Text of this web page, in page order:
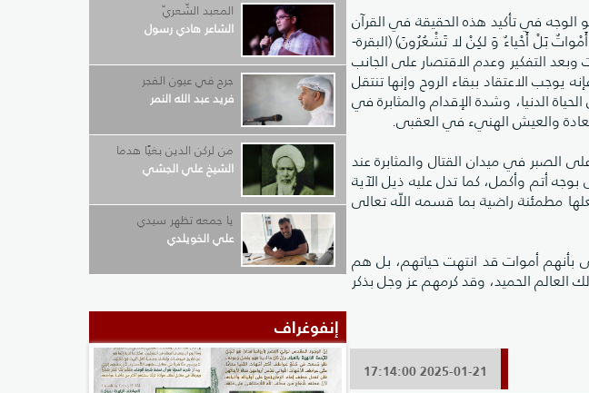
الوجه في تأكيد هذه الحقيقة في القرآن
بَلْ أَحْياءٌ وَ لكِنْ لا تَشْعُرُونَ) (البقرة-
التفكير وعدم الاقتصار على الجانب
الاعتقاد ببقاء الروح وإنها تنتقل
الدنيا، وشدة الإقدام والمثابرة في
والعيش الهني‏ء في العقبى.
الصبر في ميدان القتال والمثابرة عند
بوجه أتم وأكمل، كما تدل عليه ذيل الآية
مطمئنة راضية بما قسمه اللّه تعالى
بأنهم أموات قد انتهت حياتهم، بل هم
العالم الحميد، وقد كرمهم عز وجل بذكر
2025-01-21 17:14:00
المعبد الشّعريّ
الشاعر هادي رسول
جرح في عيون الفجر
فريد عبد الله النمر
من لركن الدين بغيًا هدما
الشيخ علي الجشي
يا جمعه تظهر سيدي
علي الخويلدي
إنفوغراف